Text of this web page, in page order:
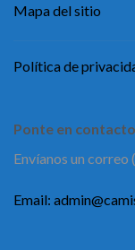
Mapa del sitio
Política de
Ponte en
Envíanos un correo
Email: